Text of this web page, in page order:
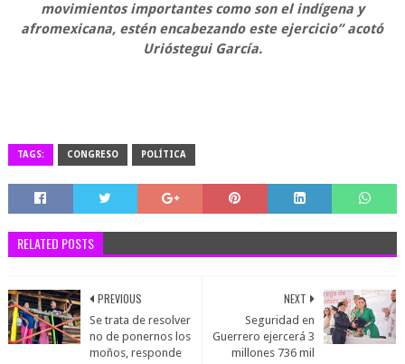
movimientos importantes como son el indígena y
afromexicana, estén encabezando este ejercicio” acotó
Urióstegui García.
TAGS: CONGRESO POLÍTICA
RELATED POSTS
NEXT
Seguridad en
Guerrero ejercerá 3
millones 736 mil
PREVIOUS
Se trata de resolver
no de ponernos los
moños, responde